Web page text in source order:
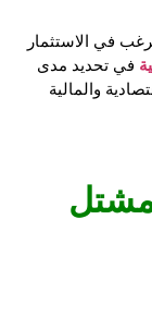
في الاستثمار
في تحديد مدى
والمالية